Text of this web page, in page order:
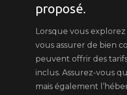
proposé.
Lorsque vous
vous assurer de bien
peuvent offrir des
inclus. Assurez-vous
mais également